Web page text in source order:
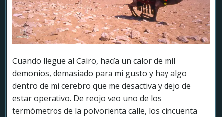
Cuando llegue al Cairo, hacía un calor de mil
demonios, demasiado para mi gusto y hay algo
dentro de mi cerebro que me desactiva y dejo de
estar operativo. De reojo veo uno de los
termómetros de la polvorienta calle, los cincuenta